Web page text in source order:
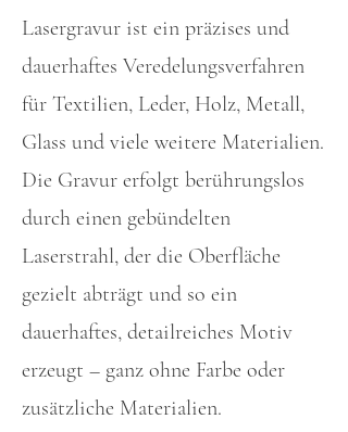
Lasergravur ist ein präzises und
dauerhaftes Veredelungsverfahren
für Textilien, Leder, Holz, Metall,
Glass und viele weitere Materialien.
Die Gravur erfolgt berührungslos
durch einen gebündelten
Laserstrahl, der die Oberfläche
gezielt abträgt und so ein
dauerhaftes, detailreiches Motiv
erzeugt – ganz ohne Farbe oder
zusätzliche Materialien.